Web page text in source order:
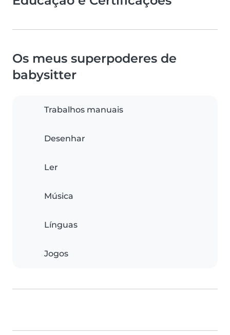
Os meus superpoderes de
babysitter
Trabalhos manuais
Desenhar
Ler
Música
Línguas
Jogos